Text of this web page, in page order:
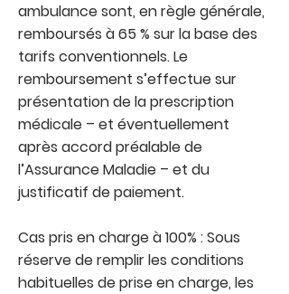
ambulance sont, en règle générale,
remboursés à 65 % sur la base des
tarifs conventionnels. Le
remboursement s’effectue sur
présentation de la prescription
médicale – et éventuellement
après accord préalable de
l’Assurance Maladie – et du
justificatif de paiement.
Cas pris en charge à 100% : Sous
réserve de remplir les conditions
habituelles de prise en charge, les